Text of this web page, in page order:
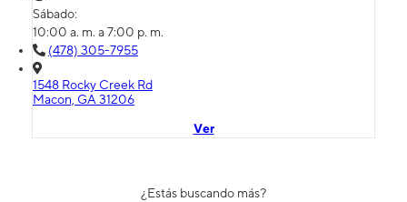
Sábado:
10:00 a. m. a 7:00 p. m.
(478) 305-7955
1548 Rocky Creek Rd
Macon, GA 31206
Ver
¿Estás buscando más?